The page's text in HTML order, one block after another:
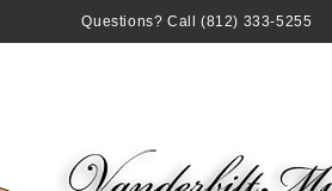
Questions? Call(812) 333-5255